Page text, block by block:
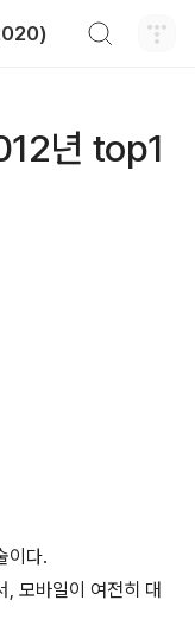
년 top1
이다.
, 모바일이 여전히 대